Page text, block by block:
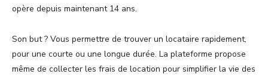
opère depuis maintenant 14 ans.
Son but ? Vous permettre de trouver un locataire rapidement,
pour une courte ou une longue durée. La plateforme propose
même de collecter les frais de location pour simplifier la vie des